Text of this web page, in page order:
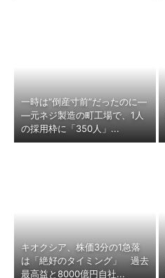
一時は“倒産寸前”だったのに―
―元ネジ製造の町工場で、1人
の採用枠に「350人」...
キオクシア、株価3分の1急落
は「絶好のタイミング」 過去
最高益と8000億円自社...